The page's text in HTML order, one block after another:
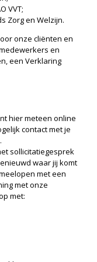
VVT;
Zorg en Welzijn.
onze cliënten en
en
een Verklaring
hier meteen online
contact met je
sollicitatiegesprek
waar jij komt
met een
met onze
met: